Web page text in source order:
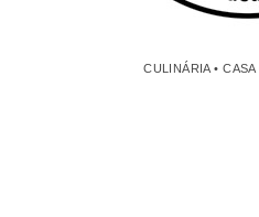
CULINÁRIA •